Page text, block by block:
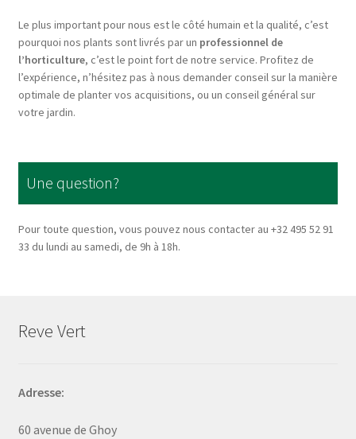
the
product
page
Le plus important pour nous est le côté humain et la qualité, c’est
pourquoi nos plants sont livrés par un professionnel de
l’horticulture, c’est le point fort de notre service. Profitez de
l’expérience, n’hésitez pas à nous demander conseil sur la manière
optimale de planter vos acquisitions, ou un conseil général sur
votre jardin.
Une question?
Pour toute question, vous pouvez nous contacter au +32 495 52 91
33 du lundi au samedi, de 9h à 18h.
Reve Vert
Adresse:
60 avenue de Ghoy